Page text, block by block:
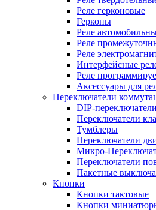
Реле герконовые
Герконы
Реле
Реле
Реле
Интерфейсные
Реле
Аксессуары для
Переключатели
DIP-переключатели
Переключатели
Тумблеры
Переключатели
Микро-
Переключатели
Пакетные
Кнопки
Кнопки тактовые
Кнопки